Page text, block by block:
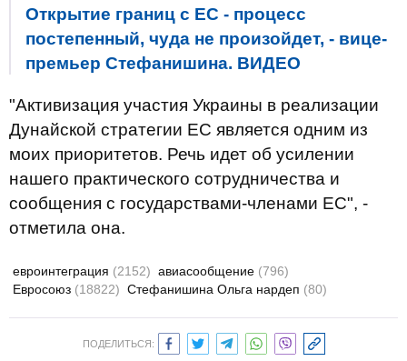
Открытие границ с ЕС - процесс
постепенный, чуда не произойдет, - вице-
премьер Стефанишина. ВИДЕО
"Активизация участия Украины в реализации
Дунайской стратегии ЕС является одним из
моих приоритетов. Речь идет об усилении
нашего практического сотрудничества и
сообщения с государствами-членами ЕС", -
отметила она.
евроинтеграция (2152) авиасообщение (796)
Евросоюз (18822) Стефанишина Ольга нардеп (80)
ПОДЕЛИТЬСЯ: